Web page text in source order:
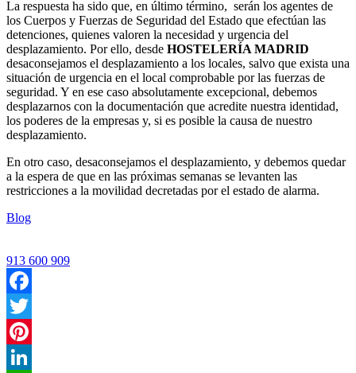
La respuesta ha sido que, en último término, serán los agentes de
los Cuerpos y Fuerzas de Seguridad del Estado que efectúan las
detenciones, quienes valoren la necesidad y urgencia del
desplazamiento. Por ello, desde HOSTELERÍA MADRID
desaconsejamos el desplazamiento a los locales, salvo que exista una
situación de urgencia en el local comprobable por las fuerzas de
seguridad. Y en ese caso absolutamente excepcional, debemos
desplazarnos con la documentación que acredite nuestra identidad,
los poderes de la empresas y, si es posible la causa de nuestro
desplazamiento.
En otro caso, desaconsejamos el desplazamiento, y debemos quedar
a la espera de que en las próximas semanas se levanten las
restricciones a la movilidad decretadas por el estado de alarma.
Blog
913 600 909
Facebook
Twitter
Pinterest